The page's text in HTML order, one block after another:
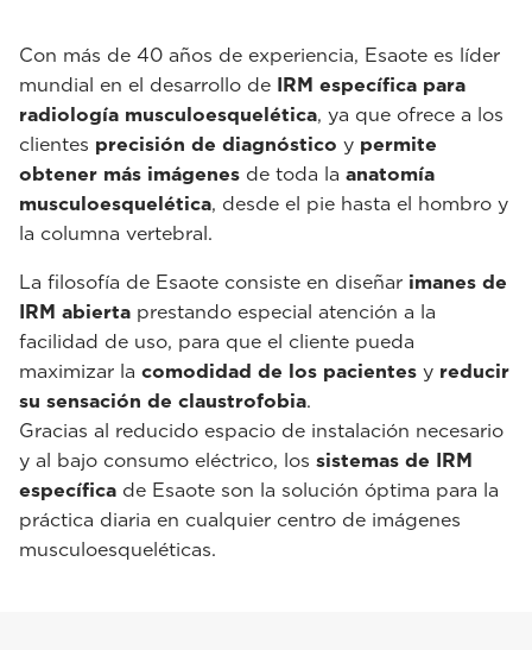
Con más de 40 años de experiencia, Esaote es líder
mundial en el desarrollo de IRM específica para
radiología musculoesquelética, ya que ofrece a los
clientes precisión de diagnóstico y permite
obtener más imágenes de toda la anatomía
musculoesquelética, desde el pie hasta el hombro y
la columna vertebral.
La filosofía de Esaote consiste en diseñar imanes de
IRM abierta prestando especial atención a la
facilidad de uso, para que el cliente pueda
maximizar la comodidad de los pacientes y reducir
su sensación de claustrofobia.
Gracias al reducido espacio de instalación necesario
y al bajo consumo eléctrico, los sistemas de IRM
específica de Esaote son la solución óptima para la
práctica diaria en cualquier centro de imágenes
musculoesqueléticas.